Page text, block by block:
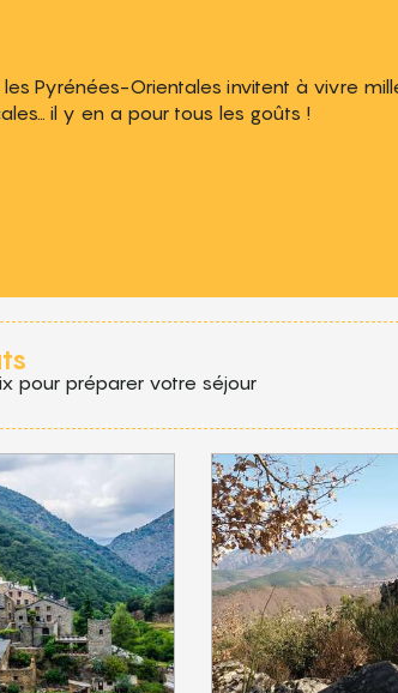
Pyrénées-Orientales invitent à vivre
il y en a pour tous les goûts !
pour préparer votre séjour